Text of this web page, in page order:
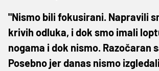
"Nismo bili fokusirani. Napravili
krivih odluka, i dok smo imali
nogama i dok nismo. Razočaran
Posebno jer danas nismo